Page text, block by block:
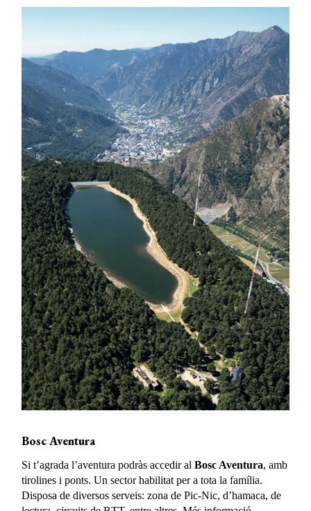
Bosc Aventura
Si t’agrada l’aventura podràs accedir alBosc Aventura, amb
tirolines i ponts. Un sector habilitat per a tota la família.
Disposa de diversos serveis: zona de Pic-Nic, d’hamaca, de